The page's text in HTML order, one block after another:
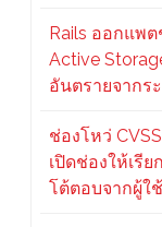
Rails ออกแพ
Active
อันตรายจากร
ช่องโหว่
เปิดช่องให้เรี
โต้ตอบจากผู้ใช้